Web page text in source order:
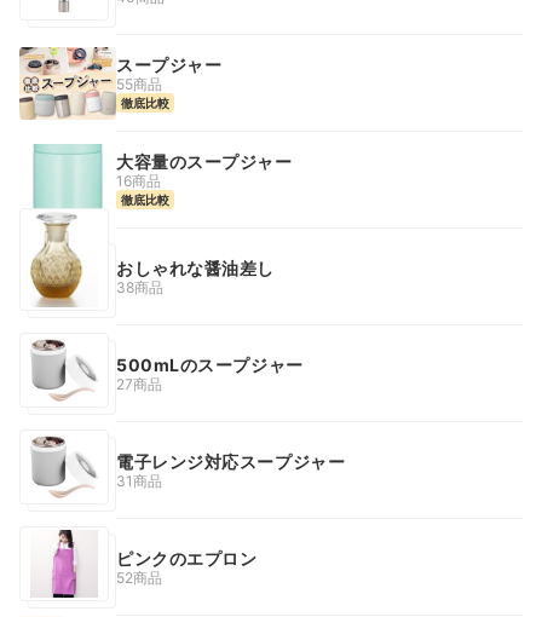
スープジャー
55商品
徹底比較
大容量のスープジャー
16商品
徹底比較
おしゃれな醤油差し
38商品
500mLのスープジャー
27商品
電子レンジ対応スープジャー
31商品
ピンクのエプロン
52商品